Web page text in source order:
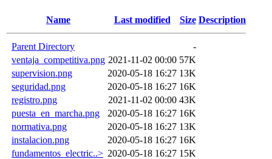
Name Last modified Size Description
Parent Directory
-
ventaja_competitiva.png 2021-11-02 00:00 57K
supervision.png
2020-05-18 16:27 13K
seguridad.png
2020-05-18 16:27 16K
registro.png
2021-11-02 00:00 43K
puesta_en_marcha.png
2020-05-18 16:27 16K
normativa.png
2020-05-18 16:27 13K
instalacion.png
2020-05-18 16:27 16K
fundamentos_electric..> 2020-05-18 16:27 15K